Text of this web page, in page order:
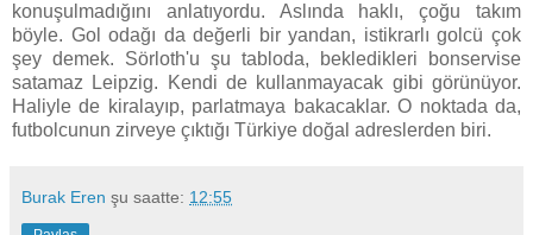
konuşulmadığını anlatıyordu. Aslında haklı, çoğu takım
böyle. Gol odağı da değerli bir yandan, istikrarlı golcü çok
şey demek. Sörloth'u şu tabloda, bekledikleri bonservise
satamaz Leipzig. Kendi de kullanmayacak gibi görünüyor.
Haliyle de kiralayıp, parlatmaya bakacaklar. O noktada da,
futbolcunun zirveye çıktığı Türkiye doğal adreslerden biri.
Burak Eren şu saatte: 12:55